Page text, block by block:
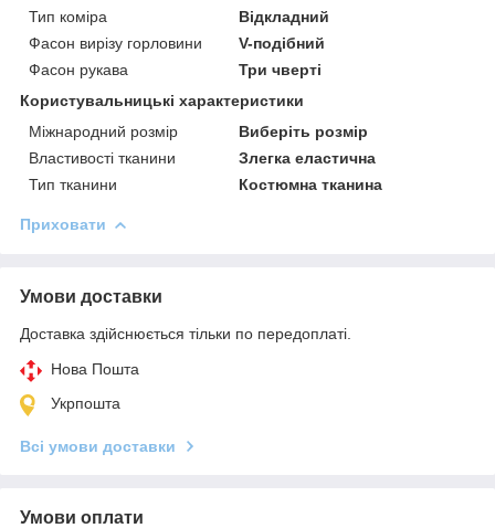
Тип коміра
Відкладний
Фасон вирізу горловини
V-подібний
Фасон рукава
Три чверті
Користувальницькі характеристики
Міжнародний розмір
Виберіть розмір
Властивості тканини
Злегка еластична
Тип тканини
Костюмна тканина
Приховати
Умови доставки
Доставка здійснюється тільки по передоплаті.
Нова Пошта
Укрпошта
Всі умови доставки
Умови оплати